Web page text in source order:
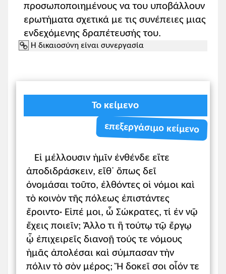
αυτή, όπως και η αξιοποίηση του
σχολικού Λεξικού της Αρχαίας Ελληνικής
ή ηλεκτρονικών λεξικών, όπως αυτών
τηςΠύλης για την Ελληνική Γλώσσα
72-73 του σχ. βιβλίου) ως έχει.
Τα είδη του μορίου ἄν. Οι μαθητές/
τριες, με αφετηρία τύπους των κειμένων
γνωρίζουν τα είδη του μορίου ἄν, χωρίς
να υπεισέλθουν σε λεπτομέρειες.
Τρόποι σύνδεσης προτάσεων. Με
αφετηρία παραδείγματα από τη ν.ε. και
αξιοποίηση του υλικού των κειμένων, οι
μαθητές/τριες προσδιορίζουν τους
τρόπους σύνδεσης προτάσεων με
έμφαση στην παρατακτική και την
προσωποποιημένους να του υποβάλλουν
ερωτήματα σχετικά με τις συνέπειες μιας
ενδεχόμενης δραπέτευσής του.
Η δικαιοσύνη είναι συνεργασία
Το κείμενο
επεξεργάσιμο κείμενο
Εἰ μέλλουσιν ἡμῖν ἐνθένδε εἴτε
ἀποδιδράσκειν, εἴθ᾽ ὅπως δεῖ
ὀνομάσαι τοῦτο, ἐλθόντες οἱ νόμοι καὶ
τὸ κοινὸν τῆς πόλεως ἐπιστάντες
ἔροιντο· Εἰπέ μοι, ὦ Σώκρατες, τί ἐν νῷ
ἔχεις ποιεῖν; Ἄλλο τι ἢ τούτῳ τῷ ἔργῳ
ᾧ ἐπιχειρεῖς διανοῇ τούς τε νόμους
ἡμᾶς ἀπολέσαι καὶ σύμπασαν τὴν
πόλιν τὸ σὸν μέρος; Ἤ δοκεῖ σοι οἷόν τε